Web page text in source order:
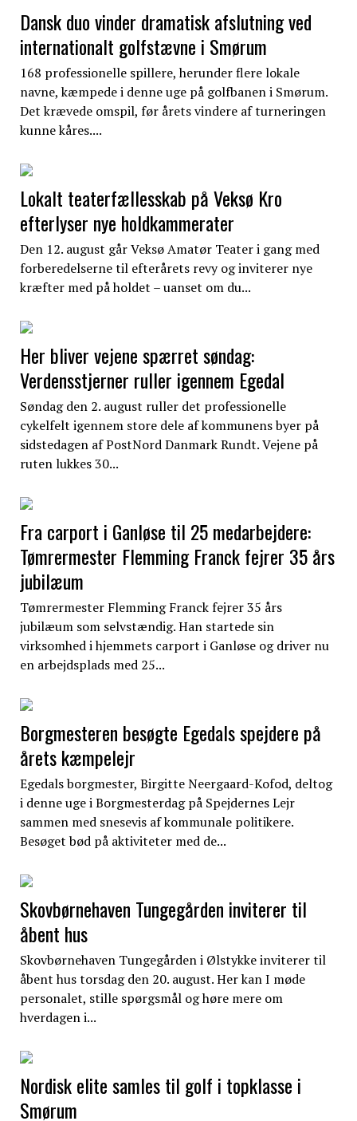
Dansk duo vinder dramatisk afslutning ved
internationalt golfstævne i Smørum
168 professionelle spillere, herunder flere lokale
navne, kæmpede i denne uge på golfbanen i Smørum.
Det krævede omspil, før årets vindere af turneringen
kunne kåres....
Lokalt teaterfællesskab på Veksø Kro
efterlyser nye holdkammerater
Den 12. august går Veksø Amatør Teater i gang med
forberedelserne til efterårets revy og inviterer nye
kræfter med på holdet – uanset om du...
Her bliver vejene spærret søndag:
Verdensstjerner ruller igennem Egedal
Søndag den 2. august ruller det professionelle
cykelfelt igennem store dele af kommunens byer på
sidstedagen af PostNord Danmark Rundt. Vejene på
ruten lukkes 30...
Fra carport i Ganløse til 25 medarbejdere:
Tømrermester Flemming Franck fejrer 35 års
jubilæum
Tømrermester Flemming Franck fejrer 35 års
jubilæum som selvstændig. Han startede sin
virksomhed i hjemmets carport i Ganløse og driver nu
en arbejdsplads med 25...
Borgmesteren besøgte Egedals spejdere på
årets kæmpelejr
Egedals borgmester, Birgitte Neergaard-Kofod, deltog
i denne uge i Borgmesterdag på Spejdernes Lejr
sammen med snesevis af kommunale politikere.
Besøget bød på aktiviteter med de...
Skovbørnehaven Tungegården inviterer til
åbent hus
Skovbørnehaven Tungegården i Ølstykke inviterer til
åbent hus torsdag den 20. august. Her kan I møde
personalet, stille spørgsmål og høre mere om
hverdagen i...
Nordisk elite samles til golf i topklasse i
Smørum